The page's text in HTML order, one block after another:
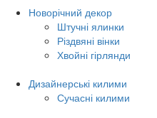
Новорічний декор
Штучні ялинки
Різдвяні вінки
Хвойні гірлянди
Дизайнерські килими
Сучасні килими